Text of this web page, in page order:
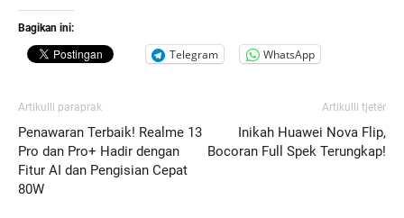
Bagikan ini:
Telegram WhatsApp
Artikulli paraprak
Penawaran Terbaik! Realme 13
Pro dan Pro+ Hadir dengan
Fitur AI dan Pengisian Cepat
80W
Artikulli tjetër
Inikah Huawei Nova Flip,
Bocoran Full Spek Terungkap!